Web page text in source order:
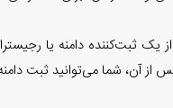
شما می‌توانید ثبت دامنه